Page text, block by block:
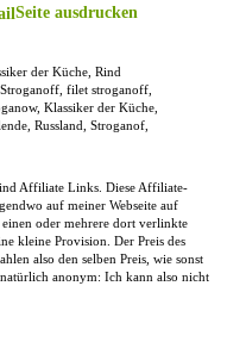
Seite ausdrucken
der Küche, Rind
, filet stroganoff,
, Klassiker der Küche
Russland Stroganof
Affiliate Links. Diese Affiliate-
auf meiner Webseite auf
oder mehrere dort verlinkte
kleine Provision. Der Preis des
also den selben Preis, wie sonst
anonym: Ich kann also nicht